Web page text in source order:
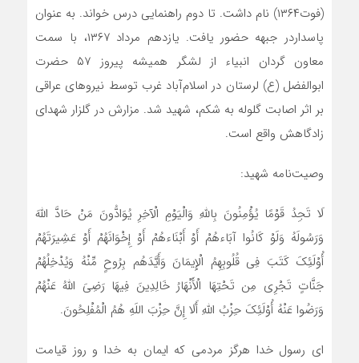
(فوت۱۳۶۴) نام داشت. تا دوم راهنمایی درس خواند. به عنوان
پاسداردر جبهه حضور یافت. یازدهم مرداد ۱۳۶۷، با سمت
معاون گردان انبیاء از لشگر همیشه پیروز ۵۷ حضرت
ابوالفضل (ع) لرستان در اسلام‌آباد غرب توسط نیروهای عراقی
بر اثر اصابت گلوله به شکم، شهید شد. مزارش در گلزار شهدای
زادگاهش واقع است.
وصیت‌نامه شهید:
لَا تَجِدُ قَوْمًا یُؤْمِنُونَ بِاللَّهِ وَالْیَوْمِ الْآخِرِ یُوَادُّونَ مَنْ حَادَّ اللَّهَ
وَرَسُولَهُ وَلَوْ کَانُوا آبَاءهُمْ أَوْ أَبْنَاءهُمْ أَوْ إِخْوَانَهُمْ أَوْ عَشِیرَتَهُمْ
أُوْلَئِکَ کَتَبَ فِی قُلُوبِهِمُ الْإِیمَانَ وَأَیَّدَهُم بِرُوحٍ مِّنْهُ وَیُدْخِلُهُمْ
جَنَّاتٍ تَجْرِی مِن تَحْتِهَا الْأَنْهَارُ خَالِدِینَ فِیهَا رَضِیَ اللَّهُ عَنْهُمْ
وَرَضُوا عَنْهُ أُوْلَئِکَ حِزْبُ اللَّهِ أَلَا إِنَّ حِزْبَ اللَهِ هُمُ الْمُفْلِحُونَ.
ای رسول خدا هرگز مردمی که ایمان به خدا و روز قیامت